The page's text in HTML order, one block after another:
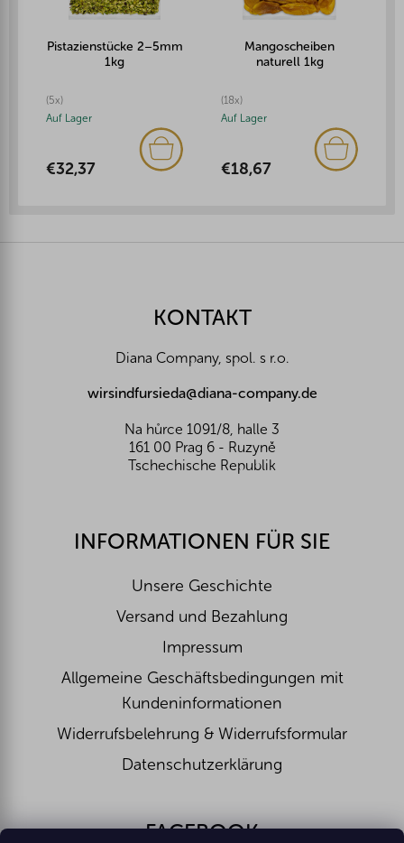
Pistazienstücke 2–5mm
1kg
(5x)
Auf Lager
€32,37
Mangoscheiben
naturell 1kg
(18x)
Auf Lager
€18,67
KONTAKT
Diana Company, spol. s r.o.
wirsindfursieda@diana-company.de
Na hůrce 1091/8, halle 3
161 00 Prag 6 - Ruzyně
Tschechische Republik
INFORMATIONEN FÜR SIE
Unsere Geschichte
Versand und Bezahlung
Impressum
Allgemeine Geschäftsbedingungen mit
Kundeninformationen
Widerrufsbelehrung & Widerrufsformular
Datenschutzerklärung
FACEBOOK